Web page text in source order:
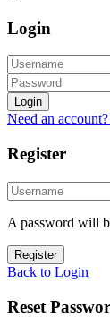
Login
Login
Need an
Register
A password will
Register
Back to Login
Reset